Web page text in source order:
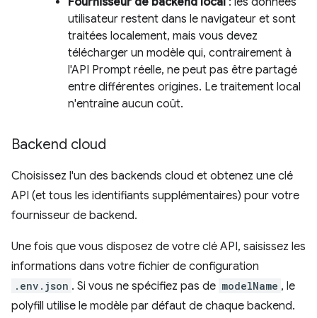
utilisateur restent dans le navigateur et sont
traitées localement, mais vous devez
télécharger un modèle qui, contrairement à
l'API Prompt réelle, ne peut pas être partagé
entre différentes origines. Le traitement local
n'entraîne aucun coût.
Backend cloud
Choisissez l'un des backends cloud et obtenez une clé
API (et tous les identifiants supplémentaires) pour votre
fournisseur de backend.
Une fois que vous disposez de votre clé API, saisissez les
informations dans votre fichier de configuration
.env.json . Si vous ne spécifiez pas de modelName , le
polyfill utilise le modèle par défaut de chaque backend.